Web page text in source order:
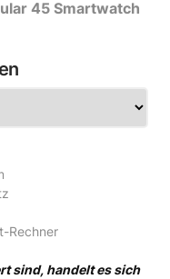
45 Smartwatch
Rechner
sind, handelt es sich